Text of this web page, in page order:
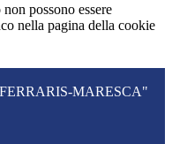
possono essere
nella pagina della cookie
MARESCA"